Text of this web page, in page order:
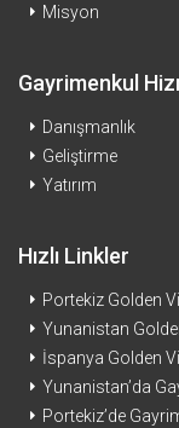
Misyon
Gayrimenkul
Danışmanlık
Geliştirme
Yatırım
Hızlı Linkler
Portekiz Golden
Yunanistan
İspanya Golden
Yunanistan’da
Portekiz’de